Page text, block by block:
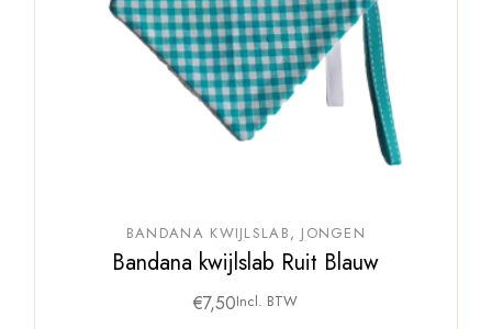
BANDANA KWIJLSLAB JONGEN
Bandana kwijlslab Ruit Blauw
€7,50Incl. BTW